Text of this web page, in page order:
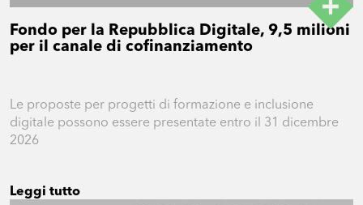
Fondo per la Repubblica Digitale, 9,5 milioni
per il canale di cofinanziamento
Le proposte per progetti di formazione e inclusione
digitale possono essere presentate entro il 31 dicembre
2026
Leggi tutto